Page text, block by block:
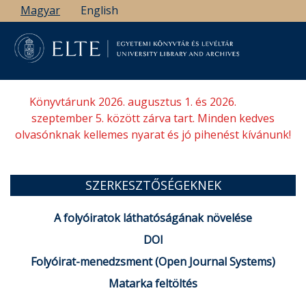
Ugrás
a
tartalomra
Magyar English
Könyvtárunk 2026. augusztus 1. és 2026.
szeptember 5. között zárva tart. Minden kedves
olvasónknak kellemes nyarat és jó pihenést kívánunk!
SZERKESZTŐSÉGEKNEK
A folyóiratok láthatóságának növelése
DOI
Folyóirat-menedzsment (Open Journal Systems)
Matarka feltöltés